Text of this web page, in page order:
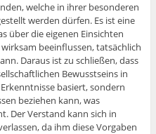
welche in ihrer besonderen
werden dürfen. Es ist eine
über die eigenen Einsichten
beeinflussen, tatsächlich
Daraus ist zu schließen, dass
Bewusstseins in
basiert, sondern
beziehen kann, was
Der Verstand kann sich in
da ihm diese Vorgaben